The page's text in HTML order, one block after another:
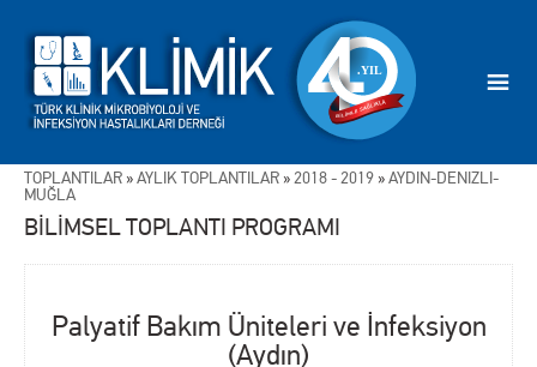
TOPLANTILAR »AYLIK TOPLANTILAR »2018 - 2019 »AYDIN-DENİZLİ-
MUĞLA
BİLİMSEL TOPLANTI PROGRAMI
Palyatif Bakım Üniteleri ve İnfeksiyon
(Aydın)